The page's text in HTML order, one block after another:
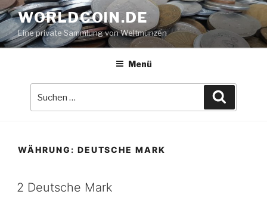
Zum
Inhalt
springen
WORLDCOIN.DE
Eine private Sammlung von Weltmünzen
Menü
WÄHRUNG: DEUTSCHE MARK
2 Deutsche Mark